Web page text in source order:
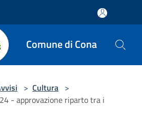
Comune di Cona
> Cultura >
- approvazione riparto tra i